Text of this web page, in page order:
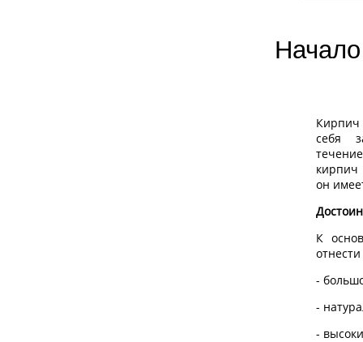
Кирпич
себя
он
К
отнести
-
-
-